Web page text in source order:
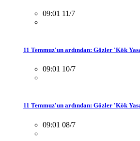
09:01 11/7
11 Temmuz'un ardından: Gözler 'Kök
09:01 10/7
11 Temmuz'un ardından: Gözler 'Kök
09:01 08/7